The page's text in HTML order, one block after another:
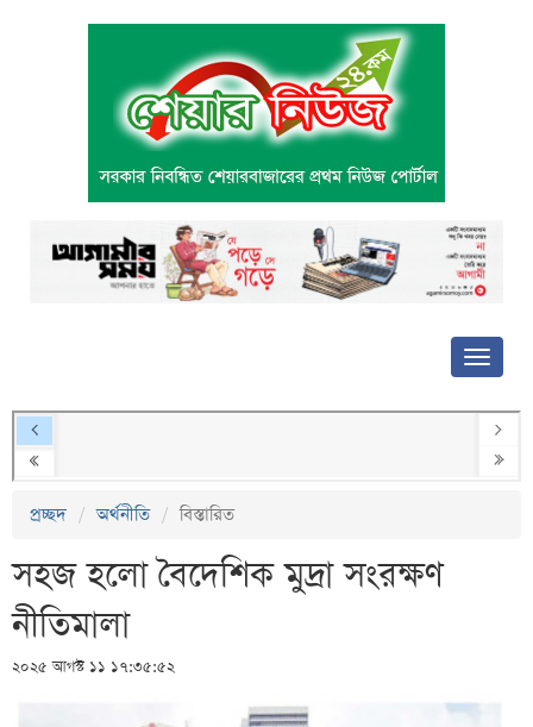
প্রচ্ছদ অর্থনীতি বিস্তারিত
সহজ হলো বৈদেশিক মুদ্রা সংরক্ষণ
নীতিমালা
২০২৫ আগস্ট ১১ ১৭:৩৫:৫২